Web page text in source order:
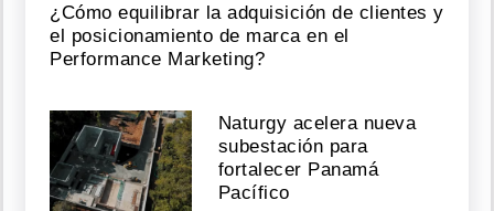
¿Cómo equilibrar la adquisición de clientes y
el posicionamiento de marca en el
Performance Marketing?
Naturgy acelera nueva
subestación para
fortalecer Panamá
Pacífico